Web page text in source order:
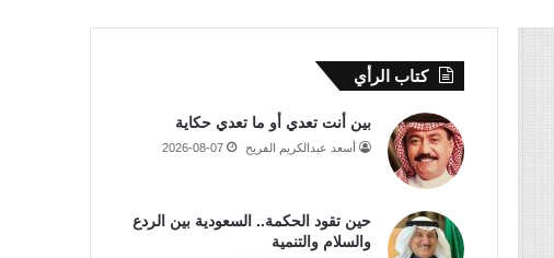
كتاب الرأي
بين أنت تعدي أو ما تعدي حكاية
أسعد عبدالكريم الفريح 2026-08-07
حين تقود الحكمة.. السعودية بين الردع
والسلام والتنمية